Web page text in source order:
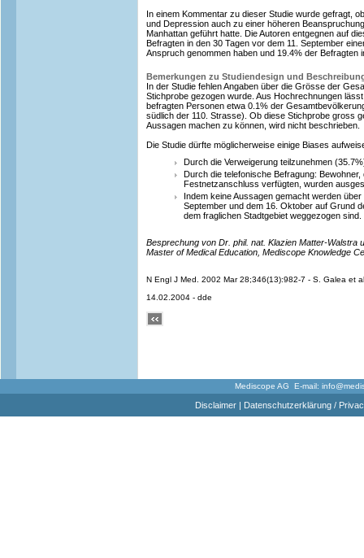
In einem Kommentar zu dieser Studie wurde gefragt,
und Depression auch zu einer höheren
Manhattan geführt hatte. Die Autoren entgegnen auf
Befragten in den 30 Tagen vor dem 11. September
Anspruch genommen haben und 19.4% der Befragten
Bemerkungen zu Studiendesign und
In der Studie fehlen Angaben über die Grösse der
Stichprobe gezogen wurde. Aus Hochrechnungen
befragten Personen etwa 0.1% der
südlich der 110. Strasse). Ob diese Stichprobe gross
Aussagen machen zu können, wird nicht beschrieben.
Die Studie dürfte möglicherweise einige Biases
Durch die Verweigerung teilzunehmen
Durch die telefonische Befragung: Bewohner,
Festnetzanschluss verfügten, wurden
Indem keine Aussagen gemacht werden
September und dem 16. Oktober auf Grund
dem fraglichen Stadtgebiet weggezogen sind.
Besprechung von Dr. phil. nat. Klazien Matter-Walstra
Master of Medical Education, Mediscope Knowledge
N Engl J Med. 2002 Mar 28;346(13):982-7 - S. Galea et al
14.02.2004 - dde
Mediscope AG E-mail:
Disclaimer| Datenschutzerklärung /